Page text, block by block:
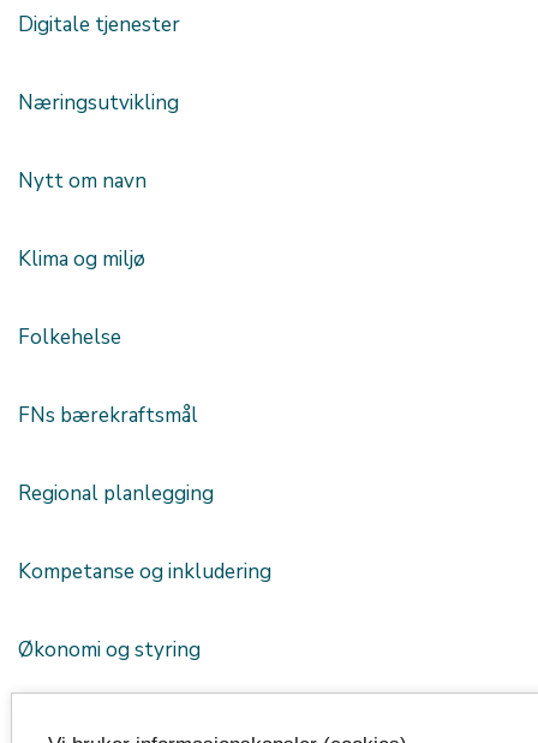
Digitale tjenester
Næringsutvikling
Nytt om navn
Klima og miljø
Folkehelse
FNs bærekraftsmål
Regional planlegging
Kompetanse og inkludering
Økonomi og styring